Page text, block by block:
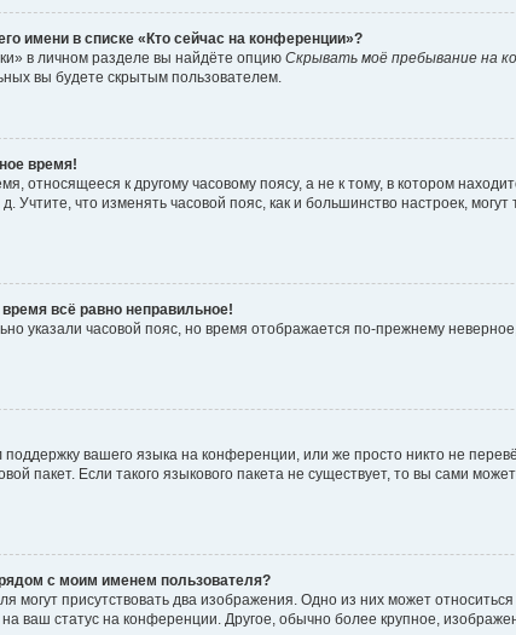
имени в списке «Кто сейчас на конференции»?
в личном разделе вы найдёте опцию Скрывать моё пребывание на
вы будете скрытым пользователем.
время!
относящееся к другому часовому поясу, а не к тому, в котором
Учтите, что изменять часовой пояс, как и большинство настроек,
всё равно неправильное!
указали часовой пояс, но время отображается по-прежнему
поддержку вашего языка на конференции, или же просто никто не
пакет. Если такого языкового пакета не существует, то вы сами
с моим именем пользователя?
могут присутствовать два изображения. Одно из них может
ваш статус на конференции. Другое, обычно более крупное,